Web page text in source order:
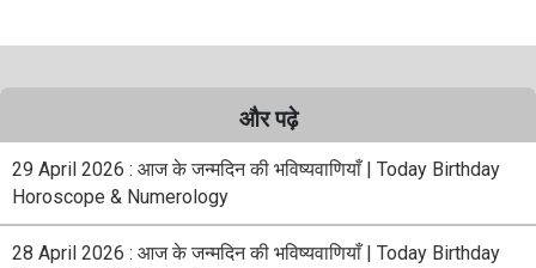
और पढ़े
29 April 2026 : आज के जन्मदिन की भविष्यवाणियाँ | Today Birthday
Horoscope & Numerology
28 April 2026 : आज के जन्मदिन की भविष्यवाणियाँ | Today Birthday